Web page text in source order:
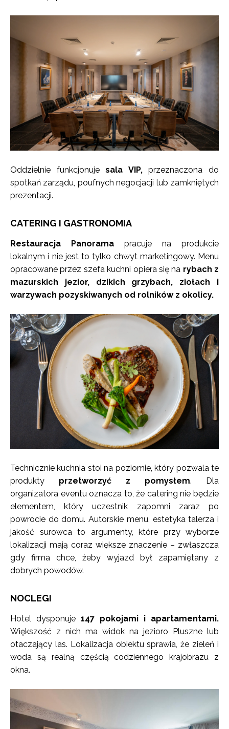
Oddzielnie funkcjonujesala VIP,przeznaczona do
spotkań zarządu, poufnych negocjacji lub zamkniętych
prezentacji.
CATERING I GASTRONOMIA
Restauracja Panorama pracuje na produkcie
lokalnym i nie jest to tylko chwyt marketingowy. Menu
opracowane przez szefa kuchni opiera się na rybach z
mazurskich jezior, dzikich grzybach, ziołach i
warzywach pozyskiwanych od rolników z okolicy.
Technicznie kuchnia stoi na poziomie, który pozwala te
produkty przetworzyć z pomysłem. Dla
organizatora eventu oznacza to, że catering nie będzie
elementem, który uczestnik zapomni zaraz po
powrocie do domu. Autorskie menu, estetyka talerza i
jakość surowca to argumenty, które przy wyborze
lokalizacji mają coraz większe znaczenie – zwłaszcza
gdy firma chce, żeby wyjazd był zapamiętany z
dobrych powodów.
NOCLEGI
Hotel dysponuje 147 pokojami i apartamentami.
Większość z nich ma widok na jezioro Pluszne lub
otaczający las. Lokalizacja obiektu sprawia, że zieleń i
woda są realną częścią codziennego krajobrazu z
okna.